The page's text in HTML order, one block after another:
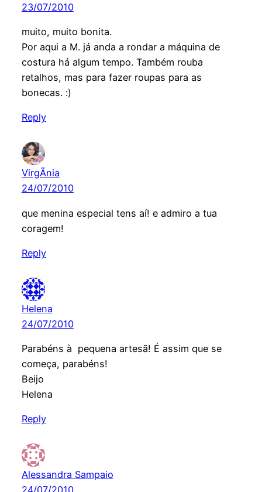
23/07/2010
muito, muito bonita.
Por aqui a M. já anda a rondar a máquina de
costura há algum tempo. Também rouba
retalhos, mas para fazer roupas para as
bonecas. :)
Reply
VirgÃ­nia
24/07/2010
que menina especial tens aí! e admiro a tua
coragem!
Reply
Helena
24/07/2010
Parabéns à pequena artesã! É assim que se
começa, parabéns!
Beijo
Helena
Reply
Alessandra Sampaio
24/07/2010